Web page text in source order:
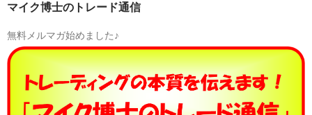
マイク博士のトレード通信
無料メルマガ始めました♪